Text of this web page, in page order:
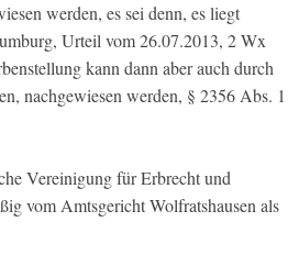
werden, es sei denn, es liegt
Urteil vom 26.07.2013, 2 Wx
kann dann aber auch durch
nachgewiesen werden, § 2356 Abs. 1
Vereinigung für Erbrecht und
vom Amtsgericht Wolfratshausen als